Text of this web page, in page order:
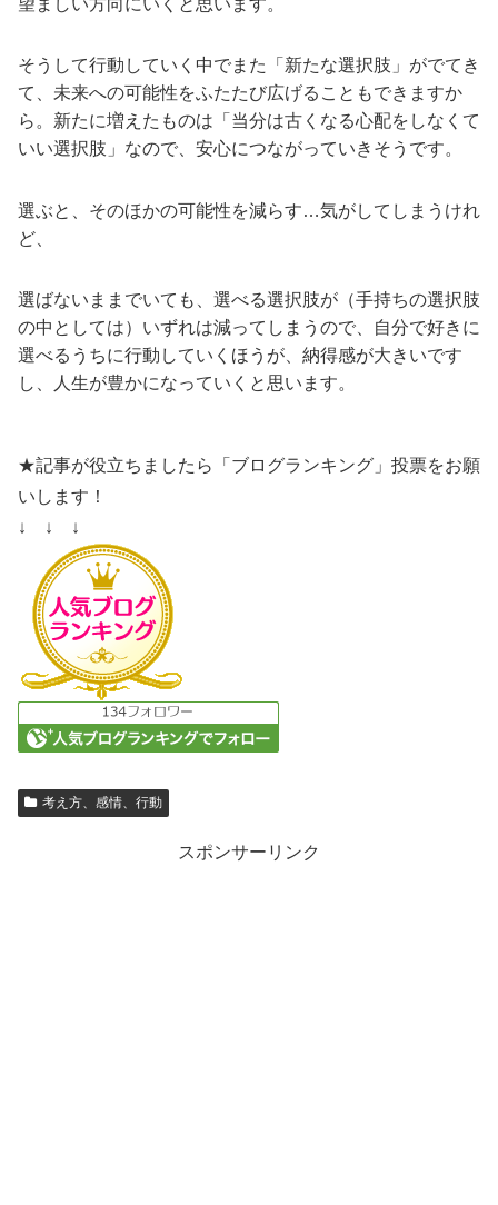
そうして行動していく中でまた「新たな選択肢」がでてき
て、未来への可能性をふたたび広げることもできますか
ら。新たに増えたものは「当分は古くなる心配をしなくて
いい選択肢」なので、安心につながっていきそうです。
選ぶと、そのほかの可能性を減らす…気がしてしまうけれ
ど、
選ばないままでいても、選べる選択肢が（手持ちの選択肢
の中としては）いずれは減ってしまうので、自分で好きに
選べるうちに行動していくほうが、納得感が大きいです
し、人生が豊かになっていくと思います。
★記事が役立ちましたら「ブログランキング」投票をお願
いします！
↓ ↓ ↓
考え方、感情、行動
スポンサーリンク